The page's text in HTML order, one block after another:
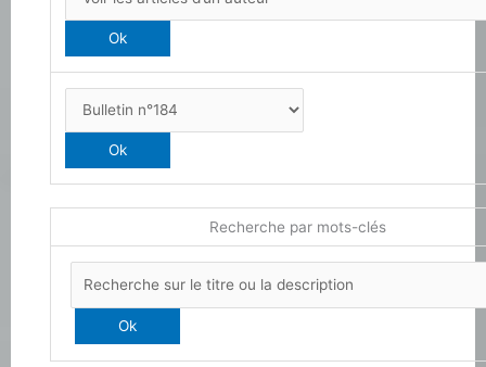
Recherche par mots-clés